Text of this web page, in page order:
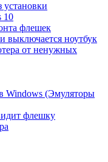
установки
10
флешек
выключается ноутбук
от ненужных
Windows (Эмуляторы
флешку